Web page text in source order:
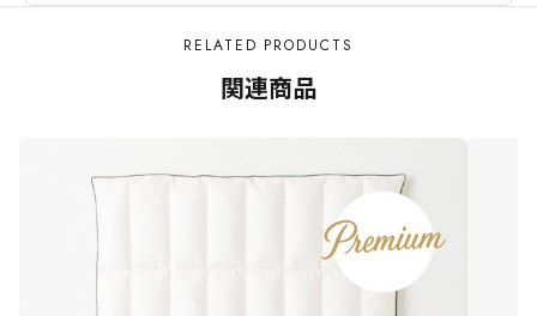
RELATED PRODUCTS
関連商品